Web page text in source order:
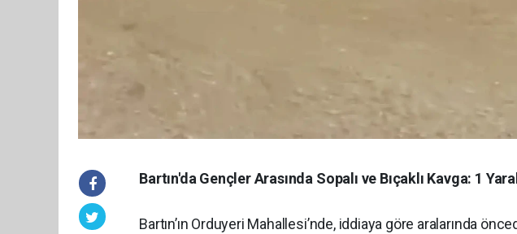
Bartın'da Gençler Arasında Sopalı ve Bıçaklı Kavga: 1
Bartın’ın Orduyeri Mahallesi’nde, iddiaya göre aralarında